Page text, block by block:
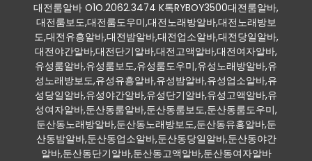
대전룸알바 O1O.2062.3474 K톡RYBOY3500대전룸알바,
대전룸보도,대전룸도우미,대전노래방알바,대전노래방보
도,대전유흥알바,대전밤알바,대전업소알바,대전당일알바,
대전야간알바,대전단기알바,대전고액알바,대전여자알바,
유성룸알바,유성룸보도,유성룸도우미,유성노래방알바,유
성노래방보도,유성유흥알바,유성밤알바,유성업소알바,유
성당일알바,유성야간알바,유성단기알바,유성고액알바,유
성여자알바,둔산동룸알바,둔산동룸보도,둔산동룸도우미,
둔산동노래방알바,둔산동노래방보도,둔산동유흥알바,둔
산동밤알바,둔산동업소알바,둔산동당일알바,둔산동야간
알바,둔산동단기알바,둔산동고액알바,둔산동여자알바